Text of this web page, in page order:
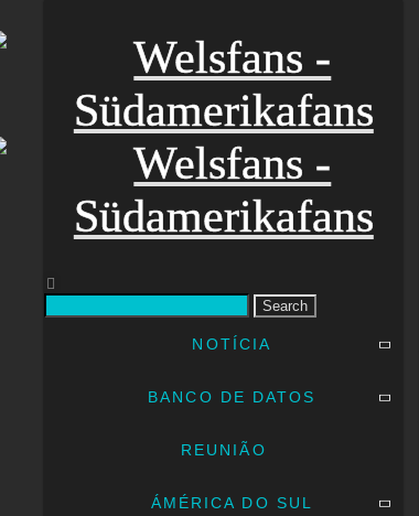
Search
NOTÍCIA
BANCO DE DATOS
REUNIÃO
ÁMÉRICA DO SUL